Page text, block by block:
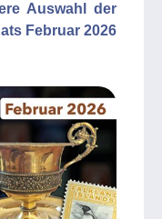
Auswahl der
Februar 2026